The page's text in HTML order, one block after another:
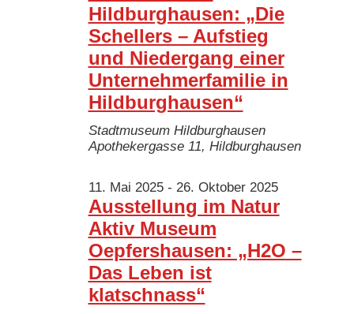
Hildburghausen: „Die
Schellers – Aufstieg
und Niedergang einer
Unternehmerfamilie in
Hildburghausen“
Stadtmuseum Hildburghausen
Apothekergasse 11, Hildburghausen
Ausstellung im Natur
Aktiv Museum
Oepfershausen: „H2O –
Das Leben ist
klatschnass“
11. Mai 2025- 26. Oktober 2025